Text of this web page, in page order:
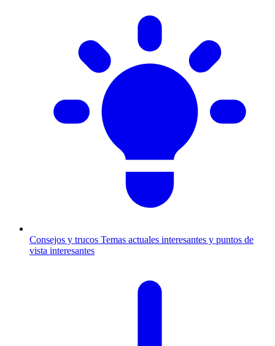
Consejos y trucos Temas actuales interesantes y puntos de
vista interesantes